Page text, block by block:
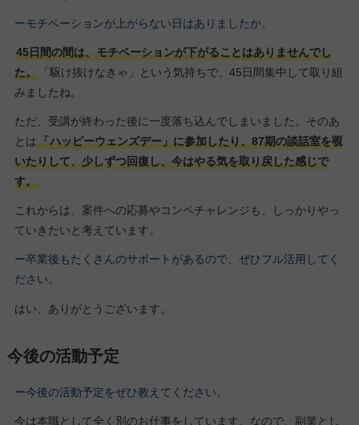
ーモチベーションが上がらない日はありましたか。
45日間の間は、モチベーションが下がることはありませんでし
た。「駆け抜けなきゃ」という気持ちで、45日間集中して取り組
みましたね。
ただ、受講が終わった後に一度落ち込んでしまいました。そのあ
とは「ハッピーウェンズデー」に参加したり、87期の談話室を覗
いたりして、少しずつ回復し、今はやる気を取り戻した感じで
す。
これからは、案件への応募やコンペチャレンジも、しっかりやっ
ていきたいと考えています。
ー卒業後もたくさんのサポートがあるので、ぜひフル活用してく
ださい。
はい、ありがとうございます。
今後の活動予定
ー今後の活動予定をぜひ教えてください。
今は本職として全く別のお仕事をしています。なので、副業とし